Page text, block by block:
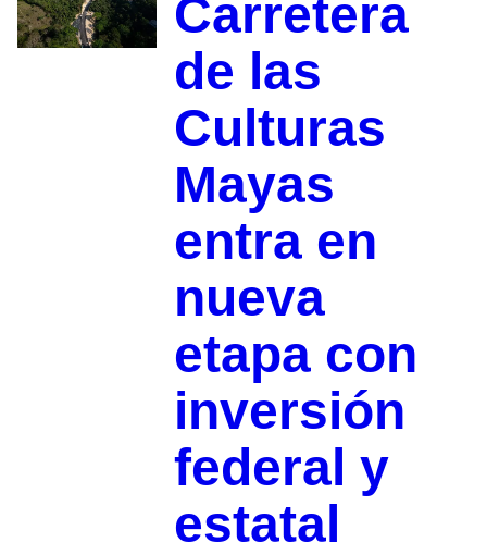
Carretera
de las
Culturas
Mayas
entra en
nueva
etapa con
inversión
federal y
estatal